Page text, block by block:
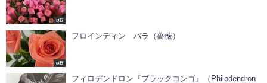
は行
は行
フロインディン バラ（薔薇）
フィロデンドロン『ブラックコンゴ』（Philodendron